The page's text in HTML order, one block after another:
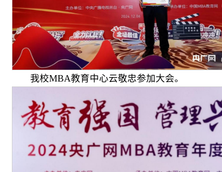
我校MBA教育中心云敬忠参加大会。